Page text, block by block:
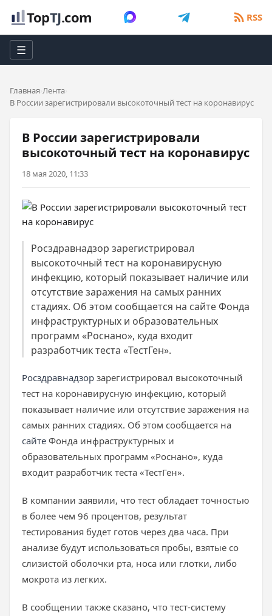
TopTJ.com RSS
☰
Главная Лента
В России зарегистрировали высокоточный тест на коронавирус
В России зарегистрировали
высокоточный тест на коронавирус
18 мая 2020, 11:33
Росздравнадзор зарегистрировал
высокоточный тест на коронавирусную
инфекцию, который показывает наличие или
отсутствие заражения на самых ранних
стадиях. Об этом сообщается на сайте Фонда
инфраструктурных и образовательных
программ «Роснано», куда входит
разработчик теста «ТестГен».
Росздравнадзор зарегистрировал высокоточный
тест на коронавирусную инфекцию, который
показывает наличие или отсутствие заражения на
самых ранних стадиях. Об этом сообщается на
сайте Фонда инфраструктурных и
образовательных программ «Роснано», куда
входит разработчик теста «ТестГен».
В компании заявили, что тест обладает точностью
в более чем 96 процентов, результат
тестирования будет готов через два часа. При
анализе будут использоваться пробы, взятые со
слизистой оболочки рта, носа или глотки, либо
мокрота из легких.
В сообщении также сказано, что тест-систему